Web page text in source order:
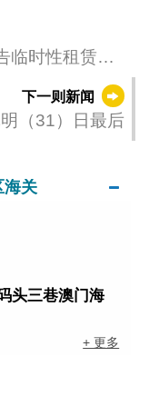
临时性租赁批
下一则新闻
（31）日最后
海关
头三巷澳门海
+ 更多